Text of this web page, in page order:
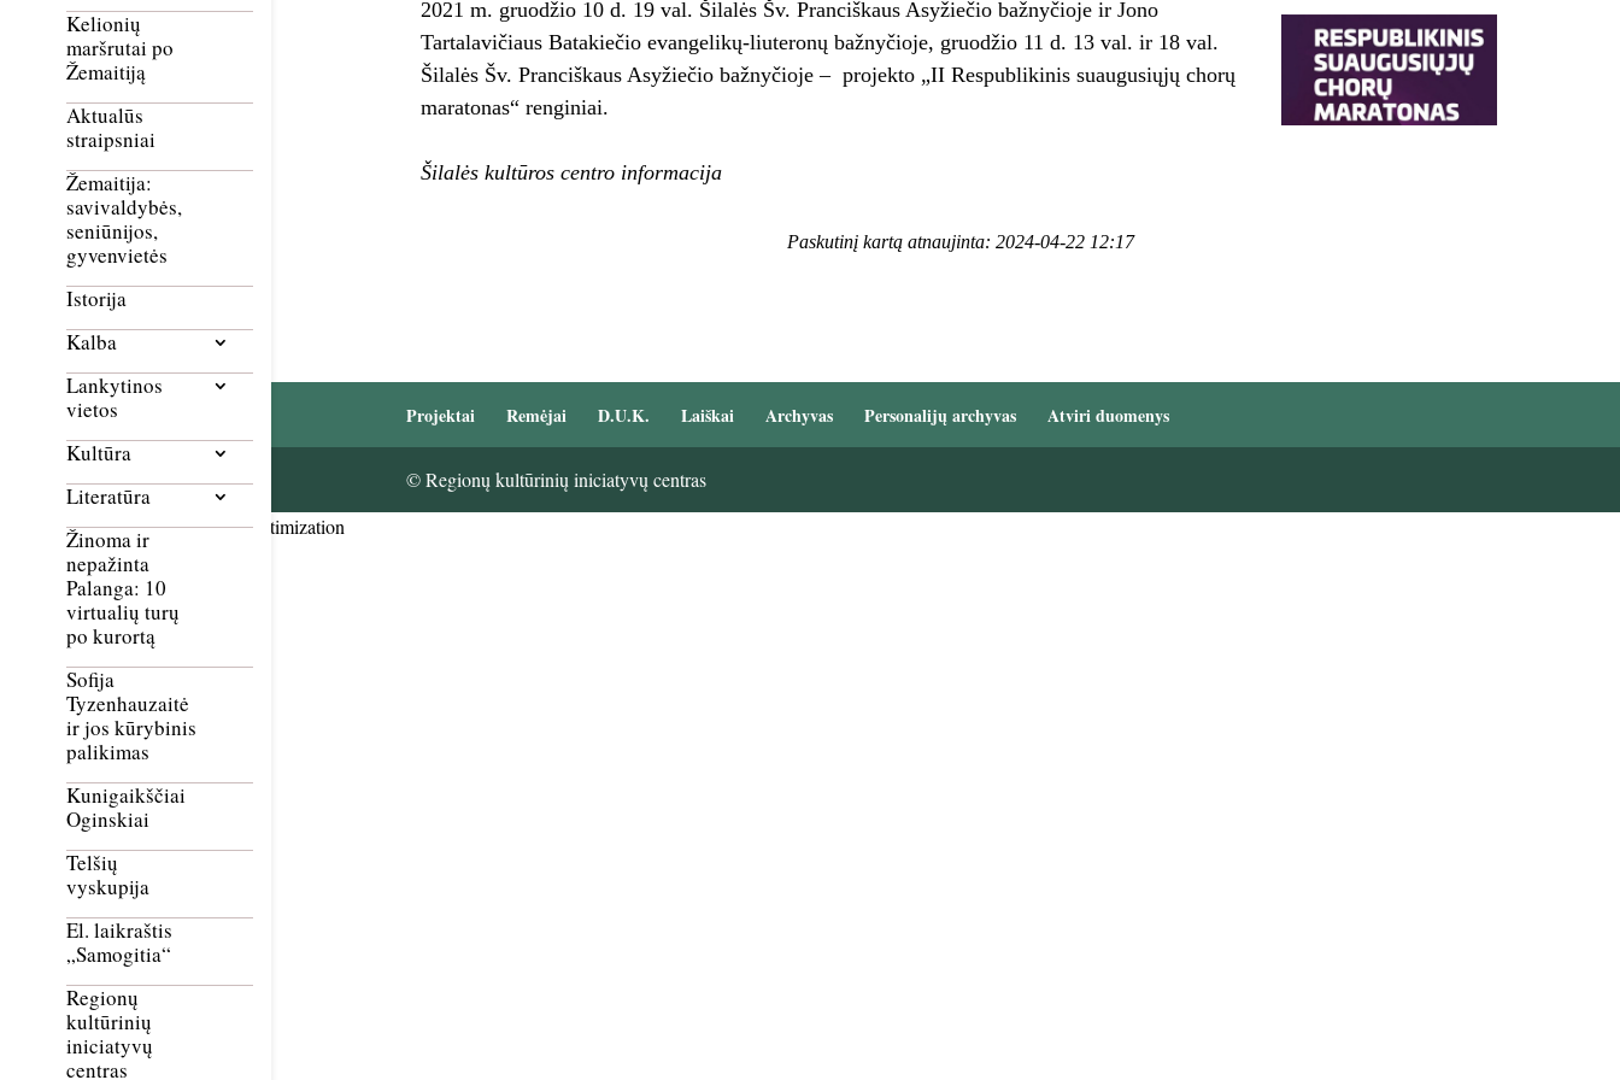
Kelionių
maršrutai po
Žemaitiją
Aktualūs
straipsniai
Žemaitija:
savivaldybės,
seniūnijos,
gyvenvietės
Istorija
Kalba
Lankytinos
vietos
Kultūra
Literatūra
Žinoma ir
nepažinta
Palanga: 10
virtualių turų
po kurortą
Sofija
Tyzenhauzaitė
ir jos kūrybinis
palikimas
Kunigaikščiai
Oginskiai
Telšių
vyskupija
El. laikraštis
„Samogitia“
Regionų
kultūrinių
iniciatyvų
centras
2021 m. gruodžio 10 d. 19 val. Šilalės Šv. Pranciškaus Asyžiečio bažnyčioje ir Jono
Tartalavičiaus Batakiečio evangelikų-liuteronų bažnyčioje, gruodžio 11 d. 13 val. ir 18 val.
Šilalės Šv. Pranciškaus Asyžiečio bažnyčioje – projekto „II Respublikinis suaugusiųjų chorų
maratonas“ renginiai.
Šilalės kultūros centro informacija
Paskutinį kartą atnaujinta: 2024-04-22 12:17
Projektai Remėjai D.U.K. Laiškai Archyvas Personalijų archyvas Atviri duomenys
© Regionų kultūrinių iniciatyvų centras
Smush Image Compression and Optimization